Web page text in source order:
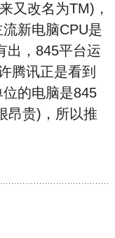
又改名为TM)，
新电脑CPU是
出，845平台运
腾讯正是看到
的电脑是845
昂贵)，所以推